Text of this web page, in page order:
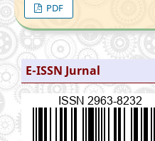
PDF
E-ISSN Jurnal